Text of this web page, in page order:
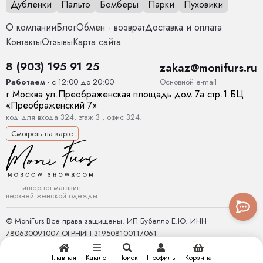
Вид меха Чернобурая лиса
Декоративные элементы
Тип карманов глубокие
Конструктивные элементы Съёмный мех, Мажеты на рукавах,
Карманы, Пояс
Тип рукава Длинный с манжетом
Комплектация пояс 1шт, Пуховик
Покрой Прямой
Дубленки
Пальто Бомберы Парки
Пуховики
О компанииБлогОбмен - возвратДоставка и оплата
КонтактыОтзывыКарта сайта
8 (903) 195 91 25
Работаем - с 12:00 до 20:00
zakaz@monifurs.ru
Основной е-mail
г.Москва ул.Преображенская площадь дом 7а стр.1 БЦ
«Преображенский 7»
код для входа 324, этаж 3 , офис 324.
Смотреть на карте
интернет-магазин
верхней женской одежды
© MoniFurs Все права защищены. ИП Бубелло Е.Ю. ИНН
780630091007 ОГРНИП 319508100117061
Главная Каталог Поиск Профиль Корзина